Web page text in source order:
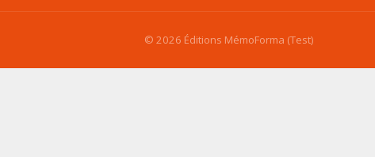
© 2026 Éditions MémoForma (Test)